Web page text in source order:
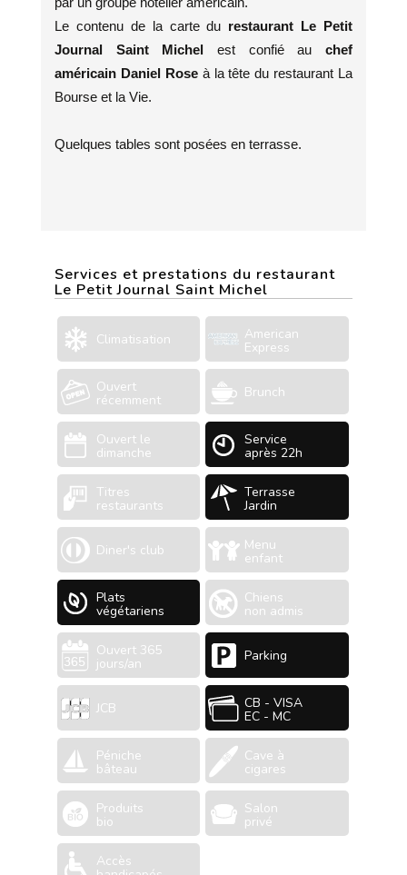
Le contenu de la carte du restaurant Le Petit
Journal Saint Michel est confié au chef
américain Daniel Roseà la tête du restaurant La
Bourse et la Vie.
Quelques tables sont posées en terrasse.
Services et prestations du restaurant
Le Petit Journal Saint Michel
Climatisation American
Express
Ouvert
récemment Brunch
Ouvert le
dimanche
Service
après 22h
Titres
restaurants
Terrasse
Jardin
Diner's club Menu
enfant
Plats
végétariens
Chiens
non admis
Ouvert 365
jours/an Parking
JCB CB - VISA
EC - MC
Péniche
bâteau
Cave à
cigares
Produits
bio
Salon
privé
Accès